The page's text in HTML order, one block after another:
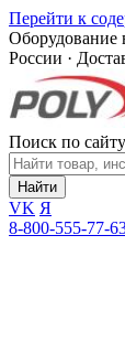
Перейти к
Оборудование
России ·
Поиск по сайту
Найти
VK Я
8-800-555-77-